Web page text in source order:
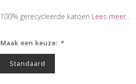
100% gerecycleerde katoen Lees meer..
Maak een keuze: *
Standaard